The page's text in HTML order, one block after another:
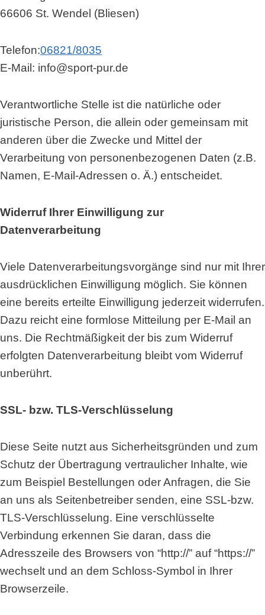
66606 St. Wendel (Bliesen)
Telefon:06821/8035
E-Mail: info@sport-pur.de
Verantwortliche Stelle ist die natürliche oder
juristische Person, die allein oder gemeinsam mit
anderen über die Zwecke und Mittel der
Verarbeitung von personenbezogenen Daten (z.B.
Namen, E-Mail-Adressen o. Ä.) entscheidet.
Widerruf Ihrer Einwilligung zur
Datenverarbeitung
Viele Datenverarbeitungsvorgänge sind nur mit Ihrer
ausdrücklichen Einwilligung möglich. Sie können
eine bereits erteilte Einwilligung jederzeit widerrufen.
Dazu reicht eine formlose Mitteilung per E-Mail an
uns. Die Rechtmäßigkeit der bis zum Widerruf
erfolgten Datenverarbeitung bleibt vom Widerruf
unberührt.
SSL- bzw. TLS-Verschlüsselung
Diese Seite nutzt aus Sicherheitsgründen und zum
Schutz der Übertragung vertraulicher Inhalte, wie
zum Beispiel Bestellungen oder Anfragen, die Sie
an uns als Seitenbetreiber senden, eine SSL-bzw.
TLS-Verschlüsselung. Eine verschlüsselte
Verbindung erkennen Sie daran, dass die
Adresszeile des Browsers von “http://” auf “https://”
wechselt und an dem Schloss-Symbol in Ihrer
Browserzeile.